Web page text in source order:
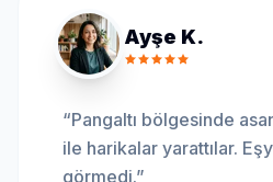
Ayşe K.
“Pangaltı bölgesinde
ile harikalar yarattılar.
görmedi.”